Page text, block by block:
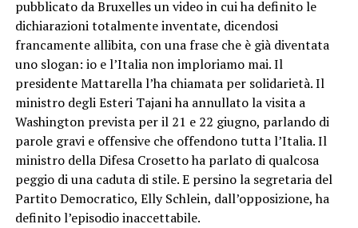
pubblicato da Bruxelles un video in cui ha definito le
dichiarazioni totalmente inventate, dicendosi
francamente allibita, con una frase che è già diventata
uno slogan: io e l’Italia non imploriamo mai. Il
presidente Mattarella l’ha chiamata per solidarietà. Il
ministro degli Esteri Tajani ha annullato la visita a
Washington prevista per il 21 e 22 giugno, parlando di
parole gravi e offensive che offendono tutta l’Italia. Il
ministro della Difesa Crosetto ha parlato di qualcosa
peggio di una caduta di stile. E persino la segretaria del
Partito Democratico, Elly Schlein, dall’opposizione, ha
definito l’episodio inaccettabile.